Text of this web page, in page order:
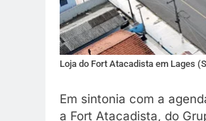
Loja do Fort Atacadista em Lages
Em sintonia com a
a Fort Atacadista, do